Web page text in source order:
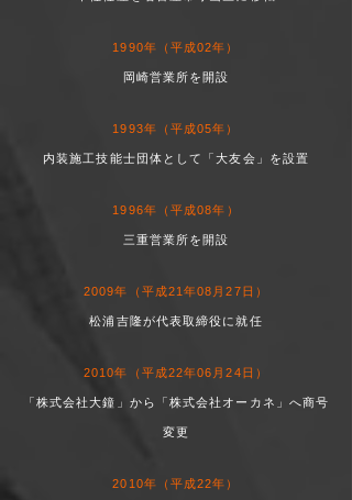
1990年（平成02年）
岡崎営業所を開設
1993年（平成05年）
内装施工技能士団体として「大友会」を設置
1996年（ 平成08年）
三重営業所を開設
2009年（平成21年08月27日）
松浦吉隆が代表取締役に就任
2010年（平成22年06月24日）
「株式会社大鐘」から「株式会社オーカネ」へ商号
変更
2010年（平成22年）